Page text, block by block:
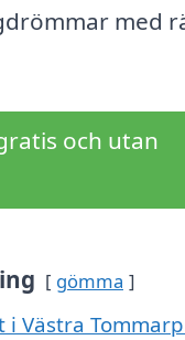
med
och utan
gömma
i Västra